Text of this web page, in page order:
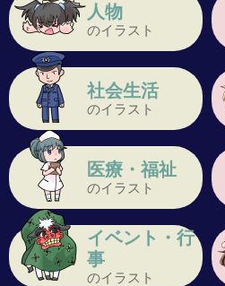
人物
のイラスト
社会生活
のイラスト
医療・福祉
のイラスト
イベント・行
事
のイラスト